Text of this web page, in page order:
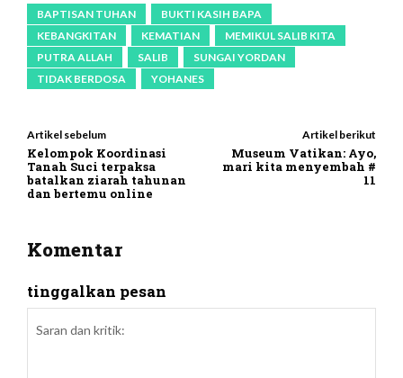
BAPTISAN TUHAN
BUKTI KASIH BAPA
KEBANGKITAN
KEMATIAN
MEMIKUL SALIB KITA
PUTRA ALLAH
SALIB
SUNGAI YORDAN
TIDAK BERDOSA
YOHANES
Artikel sebelum
Kelompok Koordinasi
Tanah Suci terpaksa
batalkan ziarah tahunan
dan bertemu online
Artikel berikut
Museum Vatikan: Ayo,
mari kita menyembah #
11
Komentar
tinggalkan pesan